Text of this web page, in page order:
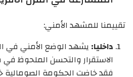
تقييمنا للمشهد الأمني:
داخليا: يشهد الوضع الأمني في
الاستقرار والتحسن الملحوظ في
فقد خاضت الحكومة الصومالية